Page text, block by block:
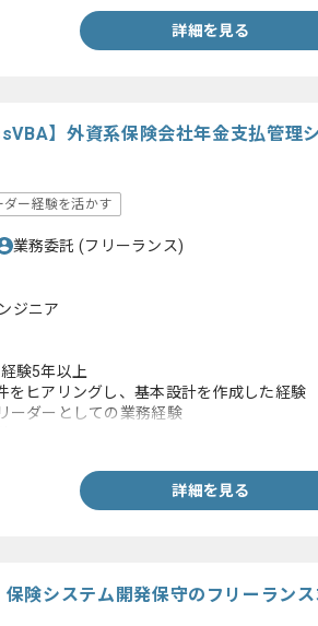
詳細を見る
】外資系保険会社年金支払管理
ダー経験を活かす
業務委託(フリーランス)
ジニア
験5年以上
をヒアリングし、基本設計を作成した経験
ーダーとしての業務経験
詳細を見る
保険システム開発保守のフリーラン